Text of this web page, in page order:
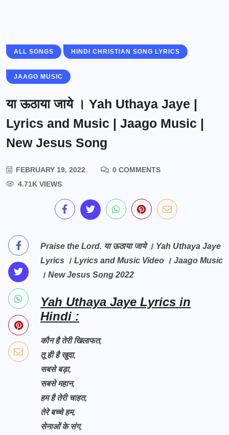
ALL SONGS HINDI CHRISTIAN SONG LYRICS
JAAGO MUSIC
या ऊठाया जाये । Yah Uthaya Jaye |
Lyrics and Music | Jaago Music |
New Jesus Song
FEBRUARY 19, 2022
0 COMMENTS
4.71K VIEWS
Praise the Lord. या ऊठाया जाये । Yah Uthaya Jaye
Lyrics । Lyrics and Music Video । Jaago Music
। New Jesus Song 2022
Yah Uthaya Jaye Lyrics in
Hindi :
कौन है तेरी खिलाफत,
तू ही है खुदा,
सबसे बड़ा,
सबसे महान,
हम है तेरी चाहत,
तेरे बच्चे हम,
सेनाओं के संग,